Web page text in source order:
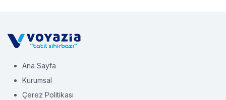
Ana Sayfa
Kurumsal
Çerez Politikası